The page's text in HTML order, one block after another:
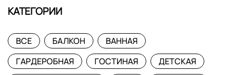
КАТЕГОРИИ
ВСЕ БАЛКОН
ВАННАЯ
ГАРДЕРОБНАЯ
ГОСТИНАЯ
ДЕТСКАЯ